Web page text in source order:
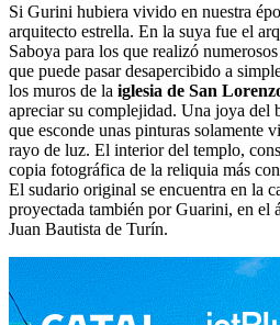
Si Gurini hubiera vivido en nuestra
arquitecto estrella. En la suya fue el
Saboya para los que realizó
que puede pasar desapercibido a
los muros de la iglesia de San
apreciar su complejidad. Una joya del
que esconde unas pinturas solamente
rayo de luz. El interior del templo,
copia fotográfica de la reliquia más
El sudario original se encuentra en la
proyectada también por Guarini, en el
Juan Bautista de Turín.